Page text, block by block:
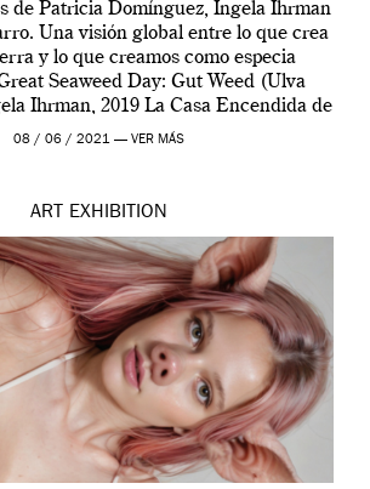
de Patricia Domínguez, Ingela Ihrman
Una visión global entre lo que crea
y lo que creamos como especia
Seaweed Day: Gut Weed (Ulva
Ihrman, 2019 La Casa Encendida de
y la Wellcome […]
08 / 06 / 2021 — VER MÁS
ART EXHIBITION